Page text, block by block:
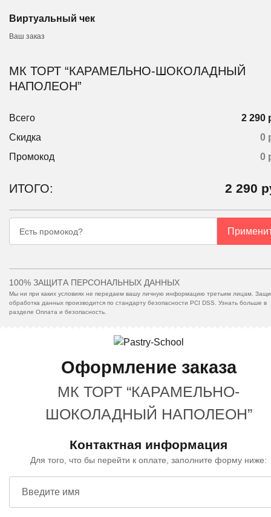
Виртуальный чек
Ваш заказ
МК ТОРТ “КАРАМЕЛЬНО-ШОКОЛАДНЫЙ
НАПОЛЕОН”
Всего
2 290
Скидка
0
Промокод
0
ИТОГО: 2 290
Есть промокод?
100% ЗАЩИТА ПЕРСОНАЛЬНЫХ ДАННЫХ
Мы ни при каких условиях не передаем вашу личную информацию третьим лицам.
обработка данных производится по стандарту безопасности PCI DSS. Узнать больше в
разделе Оплата и безопасность.
Оформление заказа
МК ТОРТ “КАРАМЕЛЬНО-
ШОКОЛАДНЫЙ НАПОЛЕОН”
Контактная информация
Для того, что бы перейти к оплате, заполните форму ниже:
Введите имя